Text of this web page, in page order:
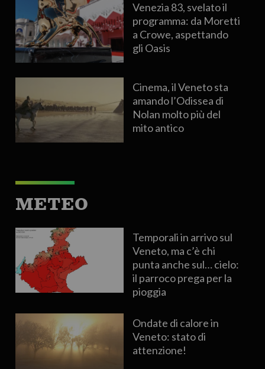
Venezia 83, svelato il
programma: da Moretti
a Crowe, aspettando
gli Oasis
Cinema, il Veneto sta
amando l’Odissea di
Nolan molto più del
mito antico
METEO
Temporali in arrivo sul
Veneto, ma c’è chi
punta anche sul… cielo:
il parroco prega per la
pioggia
Ondate di calore in
Veneto: stato di
attenzione!